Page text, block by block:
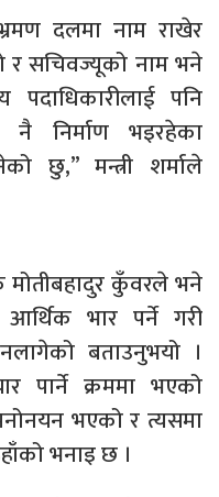
दलमा नाम राखेर
र सचिवज्यूको नाम भने
पनि
निर्माण भइरहेका
छु,” मन्त्री शर्माले
मोतीबहादुर कुँवरले भने
भार पर्ने गरी
बताउनुभयो ।
पार्ने क्रममा भएको
भएको र त्यसमा
भनाइ छ ।